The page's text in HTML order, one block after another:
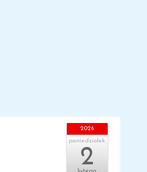
2026
poniedziałek
2